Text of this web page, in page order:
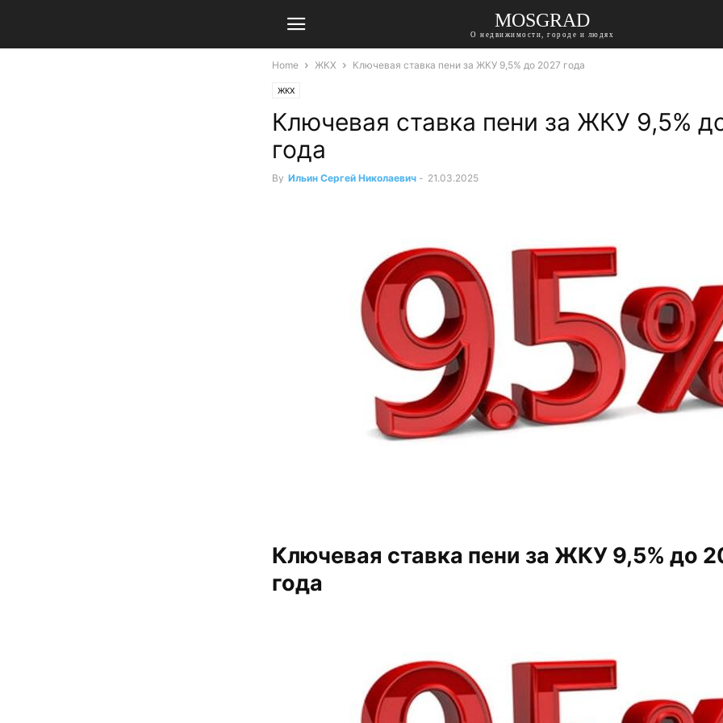
MOSGRAD
О недвижимости, городе и людях
Home ЖКХ Ключевая ставка пени за ЖКУ 9,5% до 2027 года
ЖКХ
Ключевая ставка пени за ЖКУ 9,5%
года
By Ильин Сергей Николаевич - 21.03.2025
Ключевая ставка пени за ЖКУ 9,5% до
года